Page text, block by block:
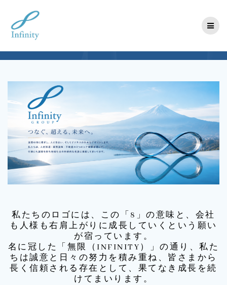
へ
キ
私たちのロゴには、この「8」の意味と、会社
も人様も右肩上がりに成長していくという願い
が宿っています。
名に冠した「無限（INFINITY）」の通り、私た
ちは誠意と日々の努力を積み重ね、皆さまから
長く信頼される存在として、果てなき成長を続
けてまいります。